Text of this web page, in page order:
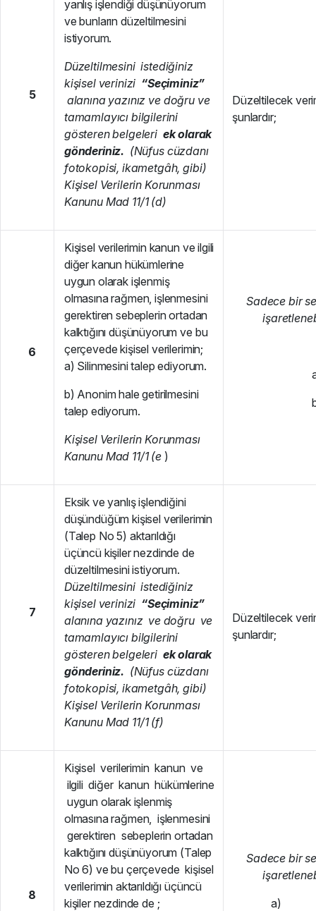
5
yanlış işlendiği düşünüyorum
ve bunların düzeltilmesini
istiyorum.
Düzeltilmesini istediğiniz
kişisel verinizi “Seçiminiz”
alanına yazınız ve doğru ve
tamamlayıcı bilgilerini
gösteren belgeleri ek olarak
gönderiniz. (Nüfus cüzdanı
fotokopisi, ikametgâh, gibi)
Kişisel Verilerin Korunması
Kanunu Mad 11/1 (d)
Düzeltilecek
şunlardır;
6
Kişisel verilerimin kanun ve ilgili
diğer kanun hükümlerine
uygun olarak işlenmiş
olmasına rağmen, işlenmesini
gerektiren sebeplerin ortadan
kalktığını düşünüyorum ve bu
çerçevede kişisel verilerimin;
a) Silinmesini talep ediyorum.
b) Anonim hale getirilmesini
talep ediyorum.
Kişisel Verilerin Korunması
Kanunu Mad 11/1 (e )
Sadece bir
7
Eksik ve yanlış işlendiğini
düşündüğüm kişisel verilerimin
(Talep No 5) aktarıldığı
üçüncü kişiler nezdinde de
düzeltilmesini istiyorum.
Düzeltilmesini istediğiniz
kişisel verinizi “Seçiminiz”
alanına yazınız ve doğru ve
tamamlayıcı bilgilerini
gösteren belgeleri ek olarak
gönderiniz. (Nüfus cüzdanı
fotokopisi, ikametgâh, gibi)
Kişisel Verilerin Korunması
Kanunu Mad 11/1 (f)
Düzeltilecek
şunlardır;
8
Kişisel verilerimin kanun ve
ilgili diğer kanun hükümlerine
uygun olarak işlenmiş
olmasına rağmen, işlenmesini
gerektiren sebeplerin ortadan
kalktığını düşünüyorum (Talep
No 6) ve bu çerçevede kişisel
verilerimin aktarıldığı üçüncü
kişiler nezdinde de ;
Sadece bir
a)